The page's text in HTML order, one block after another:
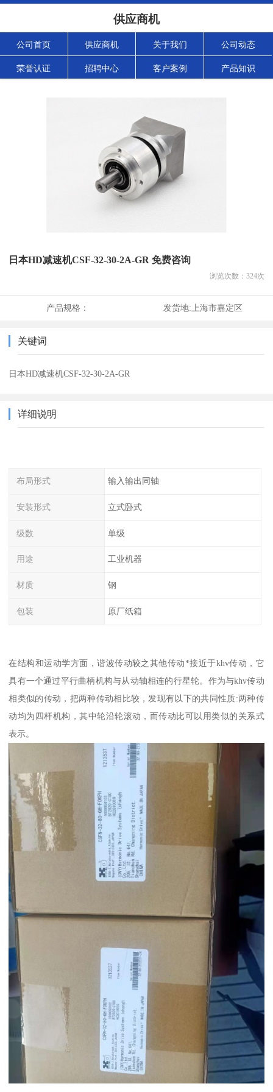
供应商机
公司首页 供应商机 关于我们 公司动态
荣誉认证 招聘中心 客户案例 产品知识
日本HD减速机CSF-32-30-2A-GR 免费咨询
浏览次数： 324次
产品规格： 发货地: 上海市嘉定区
关键词
日本HD减速机CSF-32-30-2A-GR
详细说明
布局形式 输入输出同轴
安装形式 立式卧式
级数 单级
用途 工业机器
材质 钢
包装 原厂纸箱
在结构和运动学方面，谐波传动较之其他传动*接近于khv传动，它
具有一个通过平行曲柄机构与从动轴相连的行星轮。作为与khv传动
相类似的传动，把两种传动相比较，发现有以下的共同性质:两种传
动均为四杆机构，其中轮沿轮滚动，而传动比可以用类似的关系式
表示。